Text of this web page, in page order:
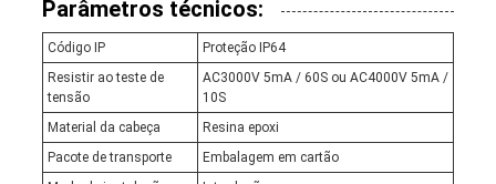
Parâmetros técnicos:
Código IP
Proteção IP64
Resistir ao teste de
tensão
AC3000V 5mA / 60S ou AC4000V 5mA /
10S
Material da cabeça
Resina epoxi
Pacote de transporte
Embalagem em cartão